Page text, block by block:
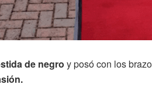
de negro y posó con los